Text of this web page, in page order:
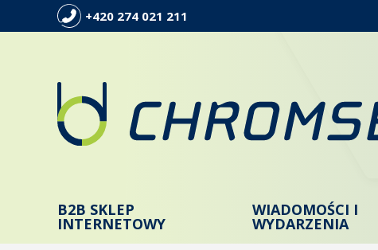
+420 274 021 211
B2B SKLEP
INTERNETOWY
WIADOMOŚCI I
WYDARZENIA